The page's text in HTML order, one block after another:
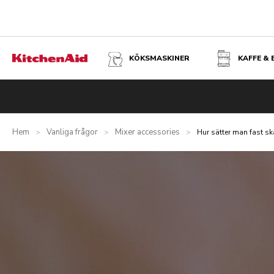
KÖKSMASKINER KAFFE &
Hem > Vanliga frågor > Mixer accessories > Hur sätter man fast